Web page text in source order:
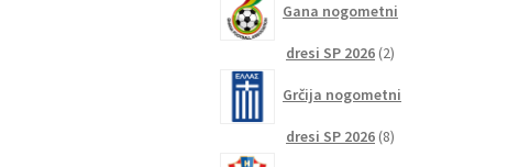
Gana nogometni
dresi SP 2026 22
Grčija nogometni
dresi SP 2026 88